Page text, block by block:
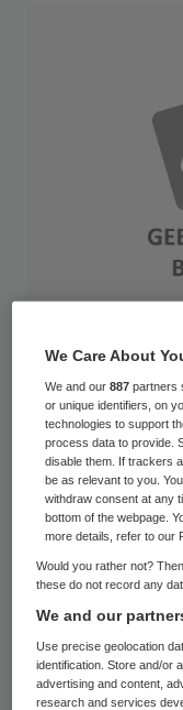
is vooralsnog
coöptatie en
inpassen van
systeem. Dat
Christine
Dedding,
Universiteit
Haagse
dat patiënten
We Care About
We and our887 partners
or unique identifiers, on
technologies to support
process data to provide.
disable them. If trackers
be as relevant to you.
withdraw consent at any
bottom of the webpage.
more details, refer to our
Would you rather not?
these do not record any
We and our
Use precise geolocation
identification. Store and/or
advertising and content,
research and services